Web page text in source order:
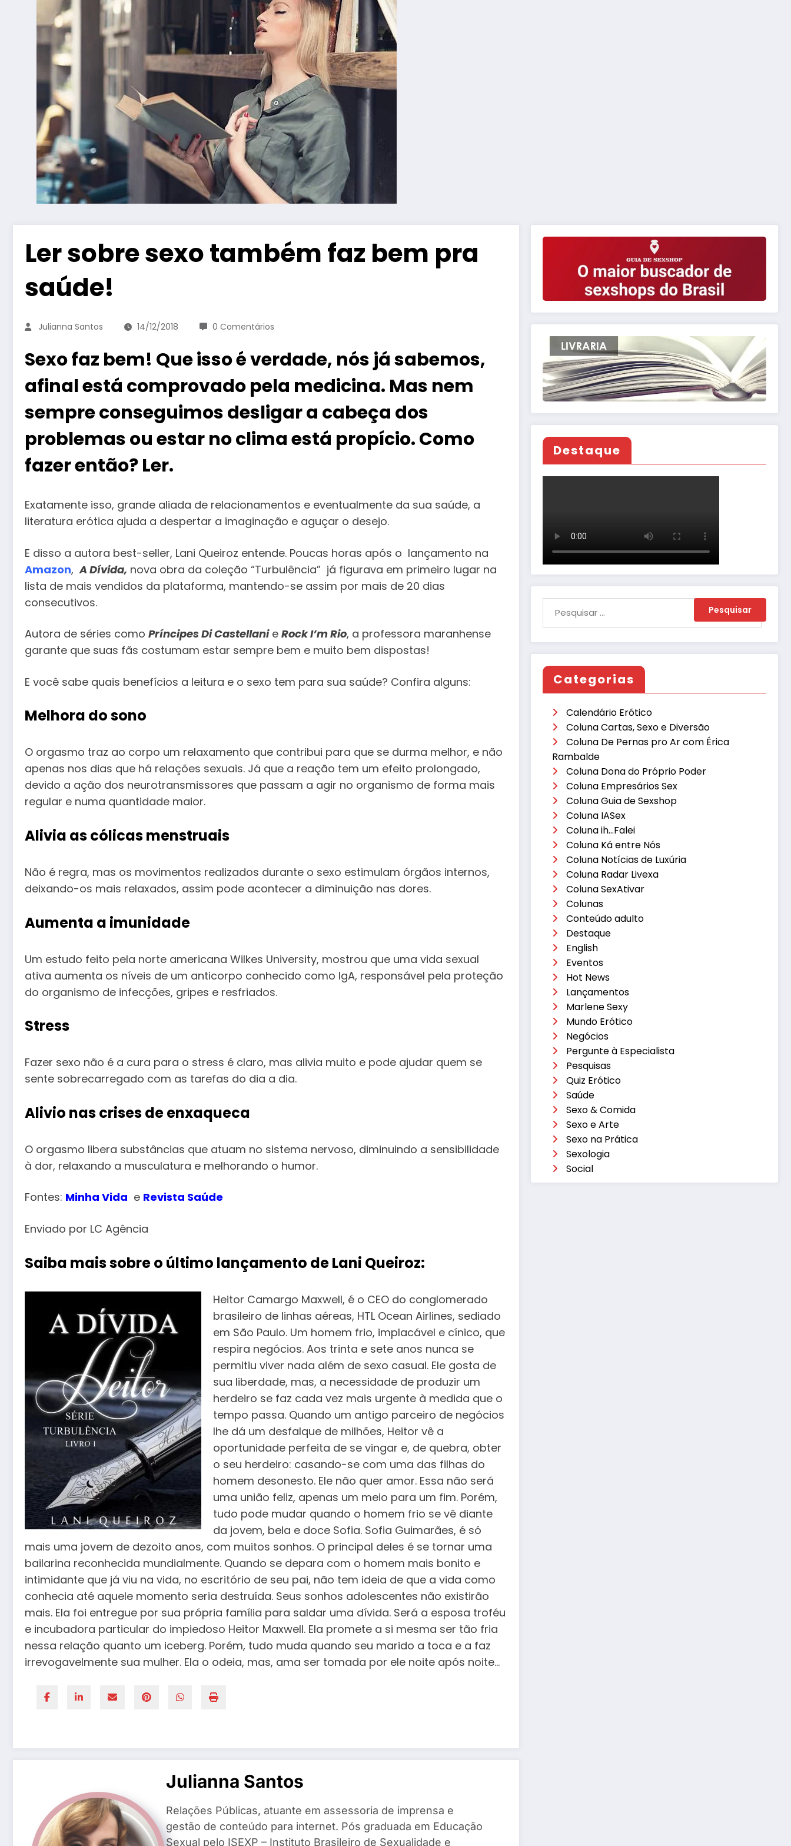
Ler sobre sexo também faz bem pra
saúde!
Julianna Santos 14/12/2018 0 Comentários
Sexo faz bem! Que isso é verdade, nós já sabemos,
afinal está comprovado pela medicina. Mas nem
sempre conseguimos desligar a cabeça dos
problemas ou estar no clima está propício. Como
fazer então? Ler.
Exatamente isso, grande aliada de relacionamentos e eventualmente da sua saúde, a
literatura erótica ajuda a despertar a imaginação e aguçar o desejo.
E disso a autora best-seller, Lani Queiroz entende. Poucas horas após o lançamento na
Amazon,A Dívida, nova obra da coleção “Turbulência” já figurava em primeiro lugar na
lista de mais vendidos da plataforma, mantendo-se assim por mais de 20 dias
consecutivos.
Autora de séries como Príncipes Di Castellanie Rock I’m Rio, a professora maranhense
garante que suas fãs costumam estar sempre bem e muito bem dispostas!
E você sabe quais benefícios a leitura e o sexo tem para sua saúde? Confira alguns:
Melhora do sono
O orgasmo traz ao corpo um relaxamento que contribui para que se durma melhor, e não
apenas nos dias que há relações sexuais. Já que a reação tem um efeito prolongado,
devido a ação dos neurotransmissores que passam a agir no organismo de forma mais
regular e numa quantidade maior.
Alivia as cólicas menstruais
Não é regra, mas os movimentos realizados durante o sexo estimulam órgãos internos,
deixando-os mais relaxados, assim pode acontecer a diminuição nas dores.
Aumenta a imunidade
Um estudo feito pela norte americana Wilkes University, mostrou que uma vida sexual
ativa aumenta os níveis de um anticorpo conhecido como IgA, responsável pela proteção
do organismo de infecções, gripes e resfriados.
Stress
Fazer sexo não é a cura para o stress é claro, mas alivia muito e pode ajudar quem se
sente sobrecarregado com as tarefas do dia a dia.
Alivio nas crises de enxaqueca
O orgasmo libera substâncias que atuam no sistema nervoso, diminuindo a sensibilidade
à dor, relaxando a musculatura e melhorando o humor.
Fontes: Minha Vida e Revista Saúde
Enviado por LC Agência
Saiba mais sobre o último lançamento de Lani Queiroz:
Heitor Camargo Maxwell, é o CEO do conglomerado
brasileiro de linhas aéreas, HTL Ocean Airlines, sediado
em São Paulo. Um homem frio, implacável e cínico, que
respira negócios. Aos trinta e sete anos nunca se
permitiu viver nada além de sexo casual. Ele gosta de
sua liberdade, mas, a necessidade de produzir um
herdeiro se faz cada vez mais urgente à medida que o
tempo passa. Quando um antigo parceiro de negócios
lhe dá um desfalque de milhões, Heitor vê a
oportunidade perfeita de se vingar e, de quebra, obter
o seu herdeiro: casando-se com uma das filhas do
homem desonesto. Ele não quer amor. Essa não será
uma união feliz, apenas um meio para um fim. Porém,
tudo pode mudar quando o homem frio se vê diante
da jovem, bela e doce Sofia. Sofia Guimarães, é só
mais uma jovem de dezoito anos, com muitos sonhos. O principal deles é se tornar uma
bailarina reconhecida mundialmente. Quando se depara com o homem mais bonito e
intimidante que já viu na vida, no escritório de seu pai, não tem ideia de que a vida como
conhecia até aquele momento seria destruída. Seus sonhos adolescentes não existirão
mais. Ela foi entregue por sua própria família para saldar uma dívida. Será a esposa troféu
e incubadora particular do impiedoso Heitor Maxwell. Ela promete a si mesma ser tão fria
nessa relação quanto um iceberg. Porém, tudo muda quando seu marido a toca e a faz
irrevogavelmente sua mulher. Ela o odeia, mas, ama ser tomada por ele noite após noite…
Julianna Santos
Relações Públicas, atuante em assessoria de imprensa e
gestão de conteúdo para internet. Pós graduada em Educação
Sexual pelo ISEXP – Instituto Brasileiro de Sexualidade e
Destaque
Categorias
Calendário Erótico
Coluna Cartas, Sexo e Diversão
Coluna De Pernas pro Ar com Érica
Rambalde
Coluna Dona do Próprio Poder
Coluna Empresários Sex
Coluna Guia de Sexshop
Coluna IASex
Coluna ih…Falei
Coluna Ká entre Nós
Coluna Notícias de Luxúria
Coluna Radar Livexa
Coluna SexAtivar
Colunas
Conteúdo adulto
Destaque
English
Eventos
Hot News
Lançamentos
Marlene Sexy
Mundo Erótico
Negócios
Pergunte à Especialista
Pesquisas
Quiz Erótico
Saúde
Sexo & Comida
Sexo e Arte
Sexo na Prática
Sexologia
Social